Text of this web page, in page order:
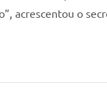
acrescentou o